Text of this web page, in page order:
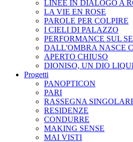
LINEE IN DIALOGO A
LA VIE EN ROSE
PAROLE PER COLPIRE
I CIELI DI PALAZZO
PERFORMANCE SUL
DALL'OMBRA NASCE
APERTO CHIUSO
DIONISO, UN DIO
Progetti
PANOPTICON
PARI
RASSEGNA
RESIDENZE
CONDURRE
MAKING SENSE
MAI VISTI